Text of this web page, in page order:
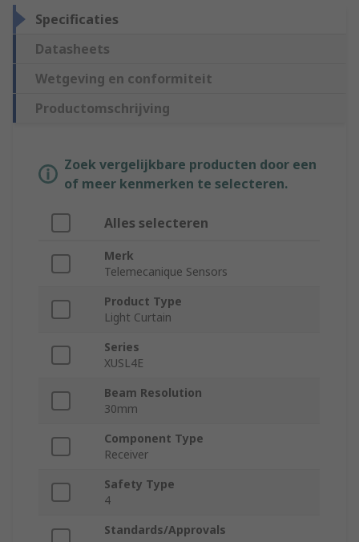
Specificaties
Datasheets
Wetgeving en conformiteit
Productomschrijving
Zoek vergelijkbare producten door een
of meer kenmerken te selecteren.
Alles selecteren
Merk
Telemecanique Sensors
Product Type
Light Curtain
Series
XUSL4E
Beam Resolution
30mm
Component Type
Receiver
Safety Type
4
Standards/Approvals